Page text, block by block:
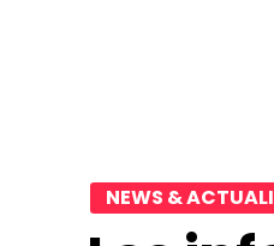
NEWS &